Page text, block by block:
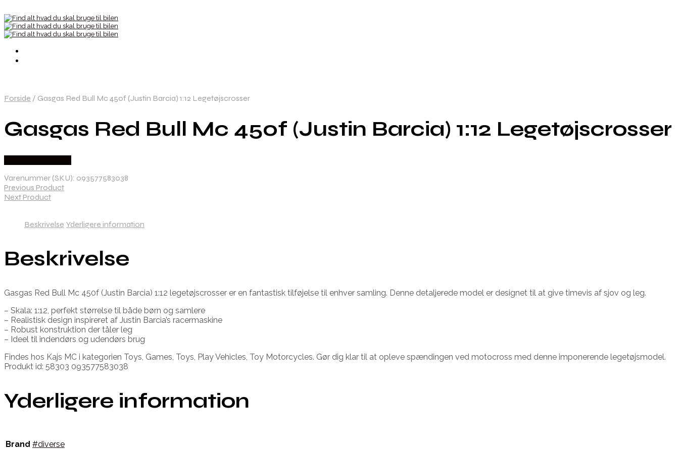
Forside / Gasgas Red Bull Mc 450f (Justin Barcia) 1:12 Legetøjscrosser
Gasgas Red Bull Mc 450f (Justin Barcia) 1:12 Legetøjscrosser
Varenummer (SKU): 093577583038
Previous Product
Next Product
Beskrivelse Yderligere information
Beskrivelse
Gasgas Red Bull Mc 450f (Justin Barcia) 1:12 legetøjscrosser er en fantastisk tilføjelse til enhver samling. Denne detaljerede model er designet til at give timevis af sjov og leg.
– Skala: 1:12, perfekt størrelse til både børn og samlere
– Realistisk design inspireret af Justin Barcia’s racermaskine
– Robust konstruktion der tåler leg
– Ideel til indendørs og udendørs brug
Findes hos Kajs MC i kategorien Toys, Games, Toys, Play Vehicles, Toy Motorcycles. Gør dig klar til at opleve spændingen ved motocross med denne imponerende legetøjsmodel.
Produkt id: 58303 093577583038
Yderligere information
Brand #diverse